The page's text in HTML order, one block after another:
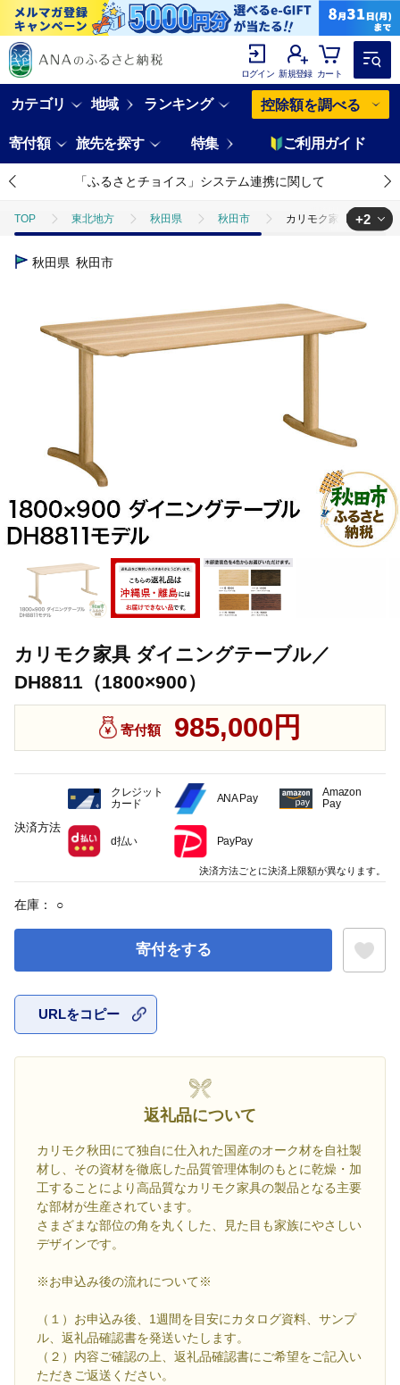
ログイン 新規登録 カート
カテゴリ 地域 ランキング 控除額を調べる
寄付額 旅先を探す 特集 ご利用ガイド
「ふるさとチョイス」システム連携に関して
TOP 東北地方 秋田県 秋田市 カリモク家具 ダイニ
TOP
+2
秋田県 秋田市
カリモク家具 ダイニングテーブル／
DH8811（1800×900）
寄付額 985,000円
在庫： ○
寄付をする
URLをコピー
返礼品について
カリモク秋田にて独自に仕入れた国産のオーク材を自社製
材し、その資材を徹底した品質管理体制のもとに乾燥・加
工することにより高品質なカリモク家具の製品となる主要
な部材が生産されています。
さまざまな部位の角を丸くした、見た目も家族にやさしい
デザインです。
※お申込み後の流れについて※
（１）お申込み後、1週間を目安にカタログ資料、サンプ
ル、返礼品確認書を発送いたします。
（２）内容ご確認の上、返礼品確認書にご希望をご記入い
ただきご返送ください。
決済方法
クレジット
カード
ANA Pay
Amazon
Pay
d払い PayPay
決済方法ごとに決済上限額が異なります。